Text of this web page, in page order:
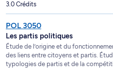
3.0 Crédits
POL 3050
Les partis politiques
Étude de l’origine et du
des liens entre citoyens et partis.
typologies de partis et de la